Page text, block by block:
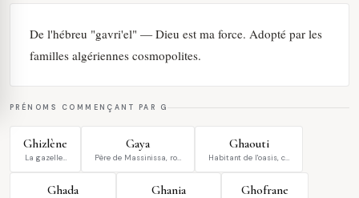
De l'hébreu "gavri'el" — Dieu est ma force. Adopté par les
familles algériennes cosmopolites.
PRÉNOMS COMMENÇANT PAR G
Ghizlène
La gazelle…
Gaya
Père de Massinissa, ro…
Ghaouti
Habitant de l'oasis, c…
Ghada Ghania Ghofrane